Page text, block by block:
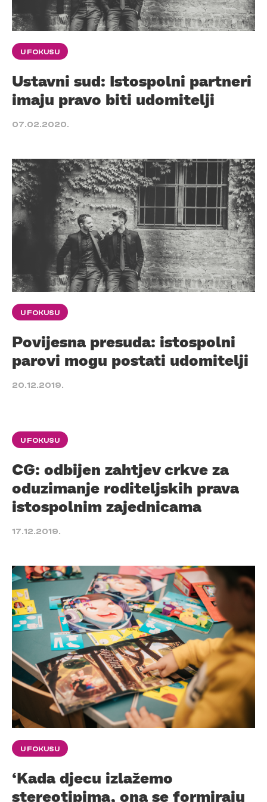
U FOKUSU
Ustavni sud: Istospolni partneri
imaju pravo biti udomitelji
07.02.2020.
U FOKUSU
Povijesna presuda: istospolni
parovi mogu postati udomitelji
20.12.2019.
U FOKUSU
CG: odbijen zahtjev crkve za
oduzimanje roditeljskih prava
istospolnim zajednicama
17.12.2019.
U FOKUSU
‘Kada djecu izlažemo
stereotipima, ona se formiraju